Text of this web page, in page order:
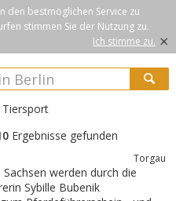
den bestmöglichen Service zu
stimmen Sie der Nutzung zu.
Ich stimme zu. ×
Ergebnisse gefunden
Torgau
werden durch die
Sybille Bubenik